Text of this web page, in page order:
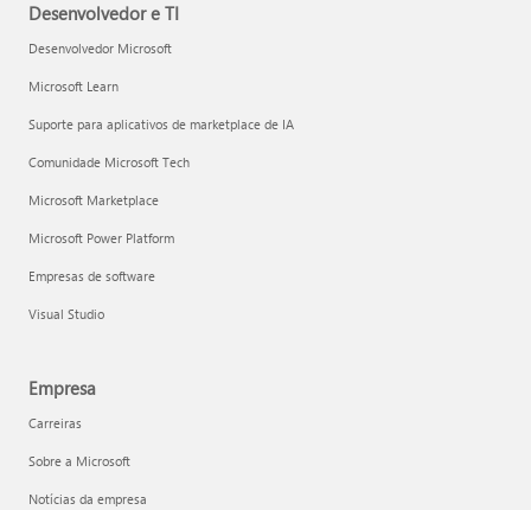
Desenvolvedor e TI
Desenvolvedor Microsoft
Microsoft Learn
Suporte para aplicativos de marketplace de IA
Comunidade Microsoft Tech
Microsoft Marketplace
Microsoft Power Platform
Empresas de software
Visual Studio
Empresa
Carreiras
Sobre a Microsoft
Notícias da empresa